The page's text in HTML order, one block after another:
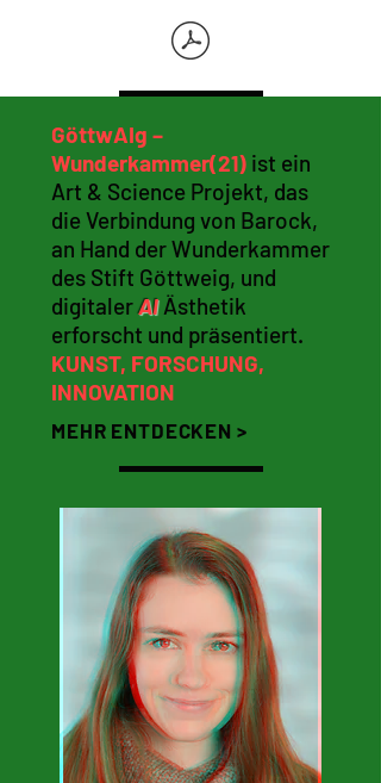
GöttwAIg –
Wunderkammer(21) ist ein
Art & Science Projekt, das
die Verbindung von Barock,
an Hand der Wunderkammer
des Stift Göttweig, und
digitalerAI Ästhetik
erforscht und präsentiert.
KUNST, FORSCHUNG,
INNOVATION
MEHR ENTDECKEN >